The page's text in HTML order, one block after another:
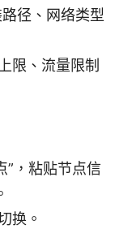
径、网络类型
限、流量限制
”，粘贴节点信
换。